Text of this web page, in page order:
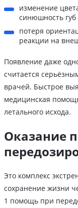
изменение
синюшность
потеря
реакции на
Появление даже
считается
врачей. Быстрое
медицинская
летального исхода.
Оказание
Это комплекс
сохранение жизни
1 помощь при